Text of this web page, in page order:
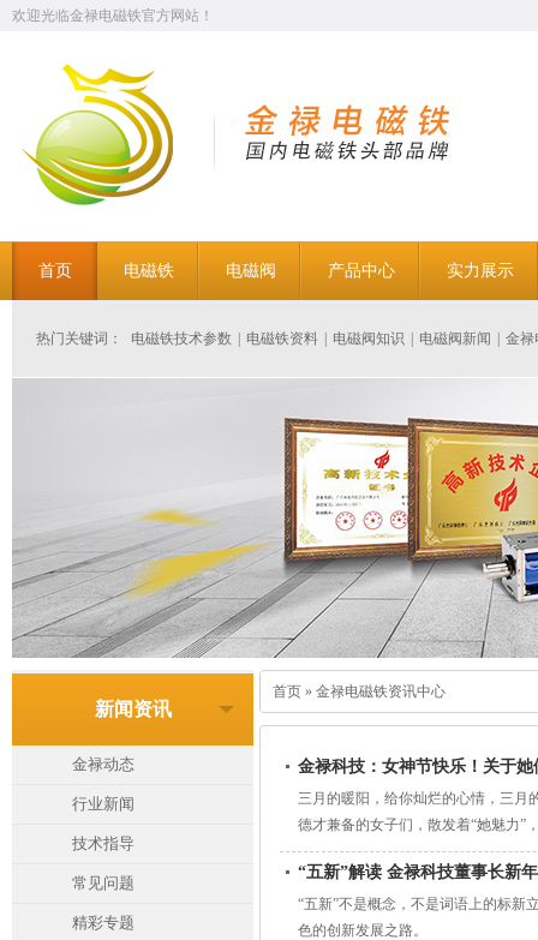
欢迎光临金禄电磁铁官方网站！
首页 电磁铁 电磁阀 产品中心 实力展示
热门关键词： 电磁铁技术参数 电磁铁资料 电磁阀知识 电磁阀新闻 金禄
新闻资讯
金禄动态
行业新闻
技术指导
常见问题
精彩专题
首页 » 金禄电磁铁资讯中心
金禄科技：女神节快乐！关于她
三月的暖阳，给你灿烂的心情，三月
德才兼备的女子们，散发着“她魅力”
“五新”解读 金禄科技董事长新
“五新”不是概念，不是词语上的标新
色的创新发展之路。